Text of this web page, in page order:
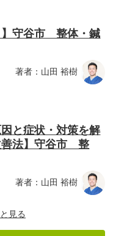
守谷市 整体・鍼
著者：山田 裕樹
と症状・対策を解
善法】守谷市 整
著者：山田 裕樹
見る